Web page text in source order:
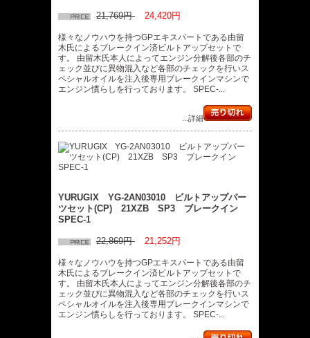
21,769円 24,420円
様々なノウハウを持つGPエキスパートである由留
木氏によるブレークイン済ビルトアップセットで
す。 由留木氏本人によってエンジン分解後各部のチ
ェック並びに異物混入など各部のチェックを行いス
ペシャルオイルを注入後専用ブレークインマシンで
エンジン慣らしを行っております。 SPEC-...
...詳細
YURUGIX YG-2AN03010 ビルトアップパー
ツセット(CP) 21XZB SP3 ブレークイン
SPEC-1
22,869円 21,252円
様々なノウハウを持つGPエキスパートである由留
木氏によるブレークイン済ビルトアップセットで
す。 由留木氏本人によってエンジン分解後各部のチ
ェック並びに異物混入など各部のチェックを行いス
ペシャルオイルを注入後専用ブレークインマシンで
エンジン慣らしを行っております。 SPEC-...